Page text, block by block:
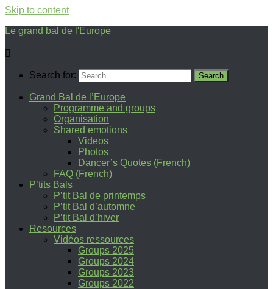
Skip to content
Le grand bal de l'Europe
Search for:
Grand Bal de l’Europe
Programme and groups
Organisation
Shared emotions
Videos
Photos
Dancer’s Quotes (French)
FAQ (French)
P’tits Bals
P’tit Bal de printemps
P’tit Bal d’automne
P’tit Bal d’hiver
Resources
Vidéos ressources
Groups 2025
Groups 2024
Groups 2023
Groups 2022